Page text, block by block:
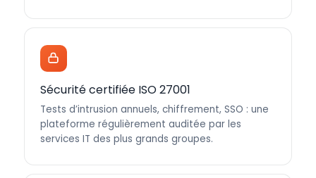
Sécurité certifiée ISO 27001
Tests d’intrusion annuels, chiffrement, SSO : une
plateforme régulièrement auditée par les
services IT des plus grands groupes.